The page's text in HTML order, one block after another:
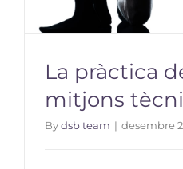
La pràctica
mitjons
Bydsb team | desembre